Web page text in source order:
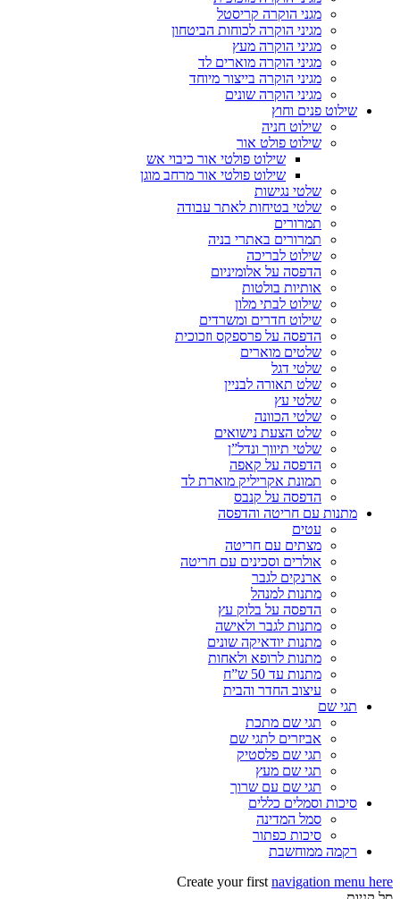
מגני הוקרה קריסטל
מגיני הוקרה לכוחות הביטחון
מגיני הוקרה מעץ
מגיני הוקרה מוארים לד
מגיני הוקרה בייצור מיוחד
מגיני הוקרה שונים
שילוט פנים וחוץ
שילוט חניה
שילוט פולט אור
שילוט פולטי אור כיבוי אש
שילוט פולטי אור מרחב מוגן
שלטי נגישות
שלטי בטיחות לאתר עבודה
תמרורים
תמרורים באתרי בניה
שילוט לבריכה
הדפסה על אלומיניום
אותיות בולטות
שילוט לבתי מלון
שילוט חדרים ומשרדים
הדפסה על פרספקס וזכוכית
שלטים מוארים
שלטי דגל
שלט תאורה לבניין
שלטי עץ
שלטי הכוונה
שלט הצעת נישואים
שלטי תיווך ונדל”ן
הדפסה על קאפה
תמונת אקריליק מוארת לד
הדפסה על קנבס
מתנות עם חריטה והדפסה
עטים
מצתים עם חריטה
אולרים וסכינים עם חריטה
ארנקים לגבר
מתנות למנהל
הדפסה על בלוק עץ
מתנות לגבר ולאישה
מתנות יודאיקה שונים
מתנות לרופא ולאחות
מתנות עד 50 ש”ח
עיצוב החדר והבית
תגי שם
תגי שם מתכת
אביזרים לתגי שם
תגי שם פלסטיק
תגי שם מעץ
תגי שם עם שרוך
סיכות וסמלים כללים
סמל המדינה
סיכות כפתור
רקמה ממוחשבת
Create your first navigation menu here